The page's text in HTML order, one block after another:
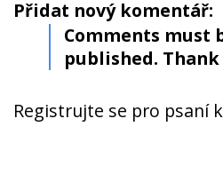
Přidat nový komentář:
Comments must
published. Thank
Registrujte se pro psaní